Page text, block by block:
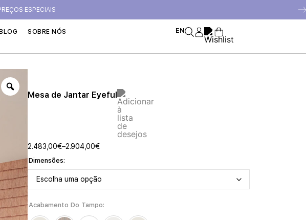
ESPECIAIS
BLOG SOBRE NÓS EN
Mesa de Jantar Eyeful
2.483,00€–2.904,00€
Dimensões
Acabamento Do Tampo